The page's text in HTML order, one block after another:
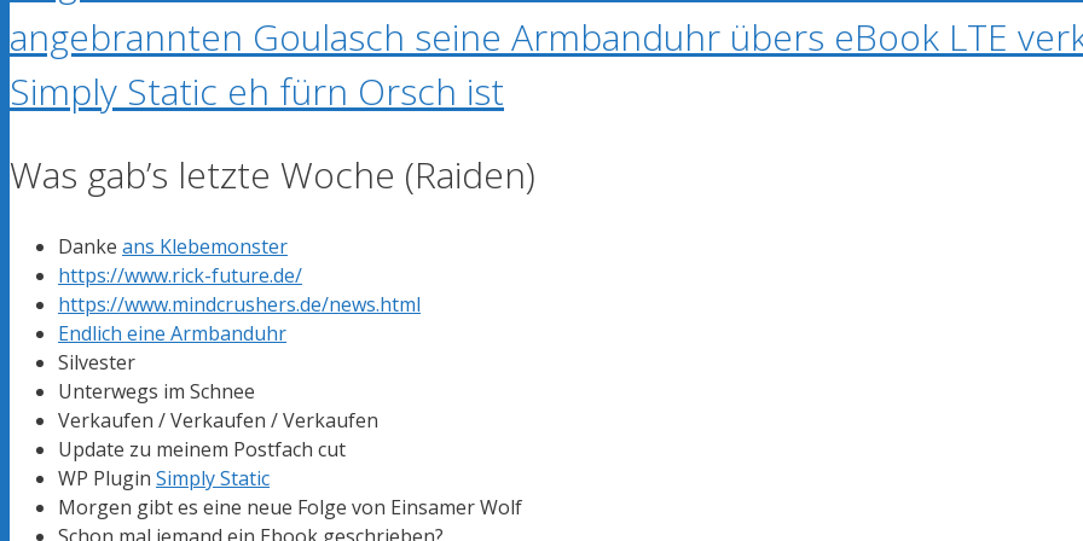
angebrannten Goulasch seine Armbanduhr übers eBook LTE
Simply Static eh fürn Orsch ist
Was gab’s letzte Woche (Raiden)
Danke ans Klebemonster
https://www.rick-future.de/
https://www.mindcrushers.de/news.html
Endlich eine Armbanduhr
Silvester
Unterwegs im Schnee
Verkaufen / Verkaufen / Verkaufen
Update zu meinem Postfach cut
WP Plugin Simply Static
Morgen gibt es eine neue Folge von Einsamer Wolf